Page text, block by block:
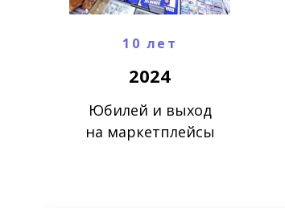
10 лет
2024
Юбилей и выход
на маркетплейсы